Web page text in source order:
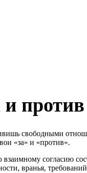
против
свободными
«за» и «против».
согласию
вранья,